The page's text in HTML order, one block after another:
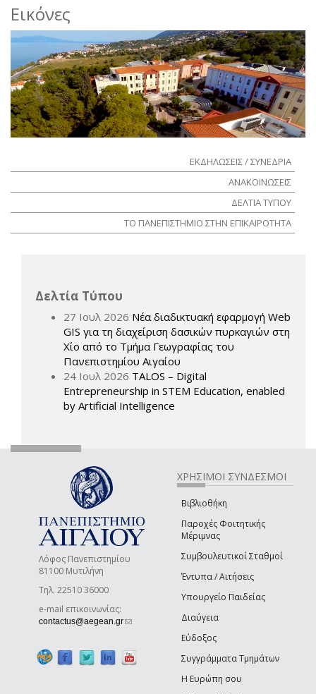
Εικόνες
ΕΚΔΗΛΩΣΕΙΣ / ΣΥΝΕΔΡΙΑ
ΑΝΑΚΟΙΝΩΣΕΙΣ
ΔΕΛΤΙΑ ΤΥΠΟΥ
ΤΟ ΠΑΝΕΠΙΣΤΗΜΙΟ ΣΤΗΝ ΕΠΙΚΑΙΡΟΤΗΤΑ
Δελτία Τύπου
27 Ιουλ 2026 Νέα διαδικτυακή εφαρμογή Web
GIS για τη διαχείριση δασικών πυρκαγιών στη
Χίο από το Τμήμα Γεωγραφίας του
Πανεπιστημίου Αιγαίου
24 Ιουλ 2026 TALOS – Digital
Entrepreneurship in STEM Education, enabled
by Artificial Intelligence
Λόφος Πανεπιστημίου
81100 Μυτιλήνη
Τηλ. 22510 36000
e-mail επικοινωνίας:
contactus@aegean.gr(link sends e-mail)
ΧΡΗΣΙΜΟΙ ΣΥΝΔΕΣΜΟΙ
Βιβλιοθήκη
Παροχές Φοιτητικής
Μέριμνας
Συμβουλευτικοί Σταθμοί
Έντυπα / Αιτήσεις
Υπουργείο Παιδείας
Διαύγεια
Εύδοξος
Συγγράμματα Τμημάτων
Η Ευρώπη σου